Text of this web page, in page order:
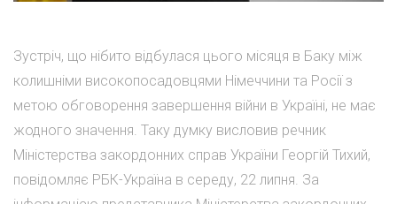
Зустріч, що нібито відбулася цього місяця в Баку між
колишніми високопосадовцями Німеччини та Росії з
метою обговорення завершення війни в Україні, не має
жодного значення. Таку думку висловив речник
Міністерства закордонних справ України Георгій Тихий,
повідомляє РБК-Україна в середу, 22 липня. За